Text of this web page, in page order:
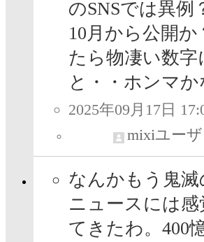
のSNSでは異例
10月から公開
たら物凄い数字
と・・ホンマか
2025年09月17日
mixiユー
なんかもう鬼滅
ニュースには感
てきたわ。400